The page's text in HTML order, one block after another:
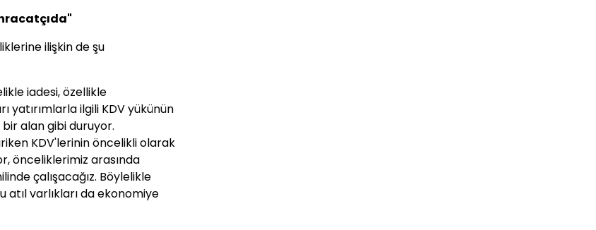
ilişkin de şu
iadesi, özellikle
yatırımlarla ilgili KDV yükünün
bir alan gibi duruyor.
KDV'lerinin öncelikli olarak
önceliklerimiz arasında
çalışacağız. Böylelikle
varlıkları da ekonomiye